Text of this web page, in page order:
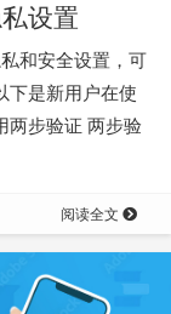
设置
和安全设置，可
下是新用户在使
两步验证 两步验
阅读全文